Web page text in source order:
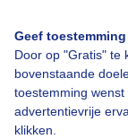
Geef
Door op "Gratis" te
bovenstaande
toestemming
advertentievrije
klikken.
Contact